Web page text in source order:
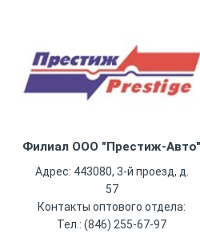
Филиал ООО "Престиж-Авто"
Адрес: 443080, 3-й проезд, д.
57
Контакты оптового отдела:
Тел.: (846) 255-67-97